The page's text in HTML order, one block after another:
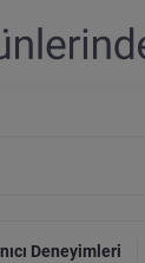
Deneyimleri